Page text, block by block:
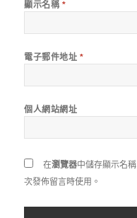
顯示名稱 *
電子郵件地址 *
個人網站網址
在瀏覽器中儲存顯示名
次發佈留言時使用。